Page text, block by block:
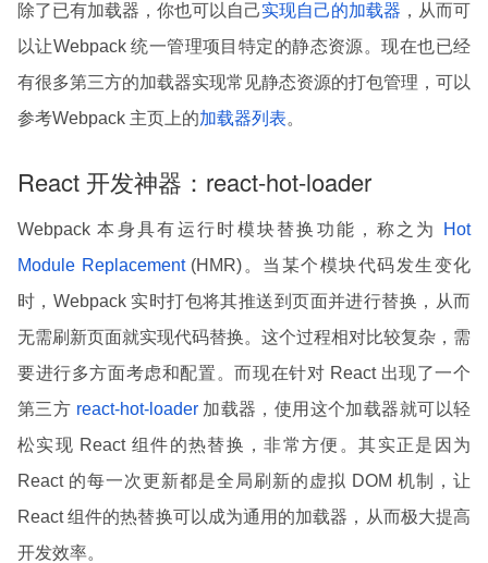
除了已有加载器，你也可以自己实现自己的加载器 ，从而可
以让Webpack 统一管理项目特定的静态资源。现在也已经
有很多第三方的加载器实现常见静态资源的打包管理，可以
参考Webpack 主页上的加载器列表。
React 开发神器：react-hot-loader
Webpack 本身具有运行时模块替换功能，称之为
Hot
Module Replacement (HMR)。当某个模块代码发生变化
时，Webpack 实时打包将其推送到页面并进行替换，从而
无需刷新页面就实现代码替换。这个过程相对比较复杂，需
要进行多方面考虑和配置。而现在针对 React 出现了一个
第三方 react-hot-loader 加载器，使用这个加载器就可以轻
松实现 React 组件的热替换，非常方便。其实正是因为
React 的每一次更新都是全局刷新的虚拟 DOM 机制，让
React 组件的热替换可以成为通用的加载器，从而极大提高
开发效率。